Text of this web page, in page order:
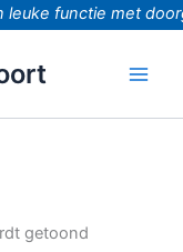
functie met
getoond